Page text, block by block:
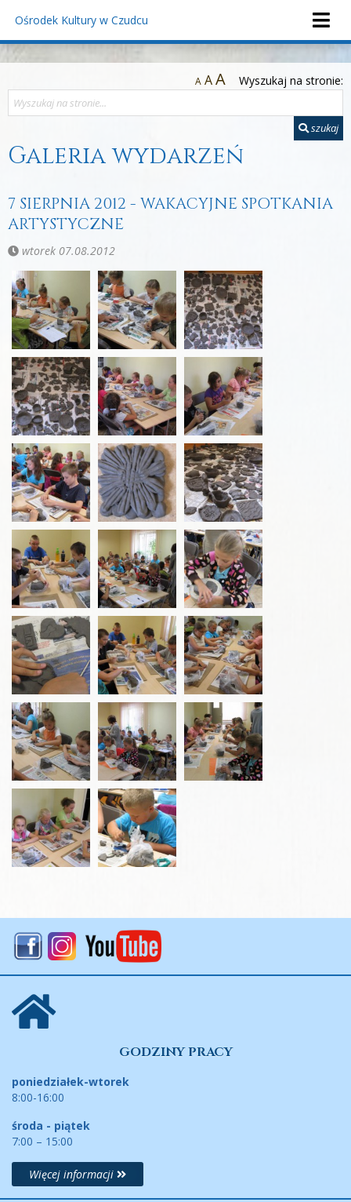
Ośrodek Kultury w Czudcu
GODZINY PRACY
poniedziałek-wtorek
8:00-16:00
środa - piątek
7:00 – 15:00
Więcej informacji
A AA Wyszukaj na stronie:
szukaj
Galeria wydarzeń
7 SIERPNIA 2012 - WAKACYJNE SPOTKANIA
ARTYSTYCZNE
wtorek 07.08.2012